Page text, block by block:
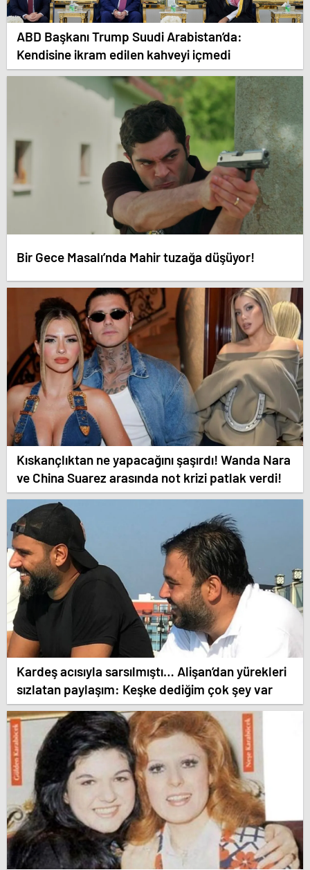
ABD Başkanı Trump Suudi Arabistan’da:
Kendisine ikram edilen kahveyi içmedi
Bir Gece Masalı’nda Mahir tuzağa düşüyor!
Kıskançlıktan ne yapacağını şaşırdı! Wanda Nara
ve China Suarez arasında not krizi patlak verdi!
Kardeş acısıyla sarsılmıştı… Alişan’dan yürekleri
sızlatan paylaşım: Keşke dediğim çok şey var